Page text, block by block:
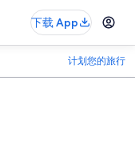
下载 App
计划您的旅行